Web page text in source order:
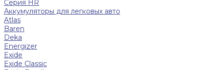
Серия HR
Аккумуляторы для легковых авто
Atlas
Baren
Deka
Energizer
Exide
Exide Classic